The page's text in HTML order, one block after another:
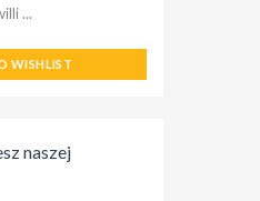
...
WISHLIST
naszej